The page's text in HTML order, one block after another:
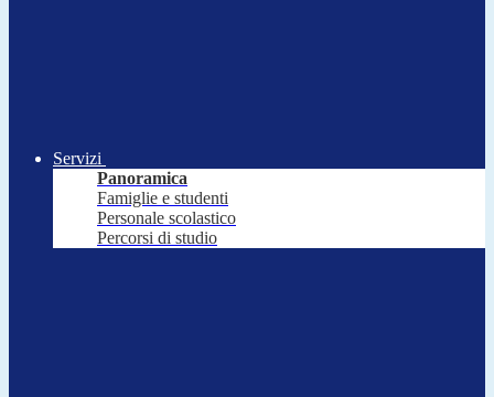
Servizi
Panoramica
Famiglie e studenti
Personale scolastico
Percorsi di studio